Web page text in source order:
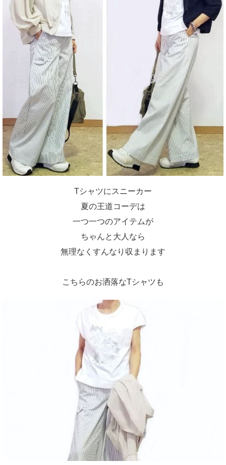
Tシャツにスニーカー
夏の王道コーデは
一つ一つのアイテムが
ちゃんと大人なら
無理なくすんなり収まります
こちらのお洒落なTシャツも